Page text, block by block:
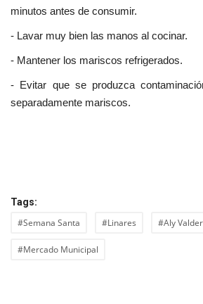
minutos antes de consumir.
- Lavar muy bien las manos al cocinar.
- Mantener los mariscos refrigerados.
- Evitar que se produzca
separadamente mariscos.
Tags:
#Semana Santa #Linares #Aly
#Mercado Municipal